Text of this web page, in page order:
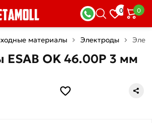
0 0
материалы Электроды
ESAB OK 46.00Р 3 мм